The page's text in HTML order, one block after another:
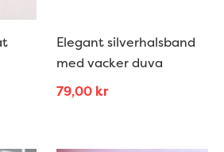
Elegant silverhalsband
med vacker duva
79,00 kr